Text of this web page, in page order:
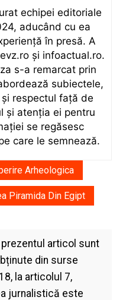
echipei editoriale
aducând cu ea
în presă. A
și infoactual.ro.
s-a remarcat prin
subiectele,
respectul față de
și atenția ei pentru
se regăsesc
care le semnează.
Arheologica
Piramida Din Egipt
articol sunt
din surse
la articolul 7,
jurnalistică este